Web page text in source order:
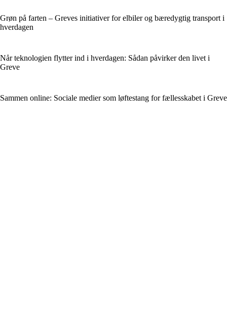
Grøn på farten – Greves initiativer for elbiler og bæredygtig transport i
hverdagen
Når teknologien flytter ind i hverdagen: Sådan påvirker den livet i
Greve
Sammen online: Sociale medier som løftestang for fællesskabet i Greve